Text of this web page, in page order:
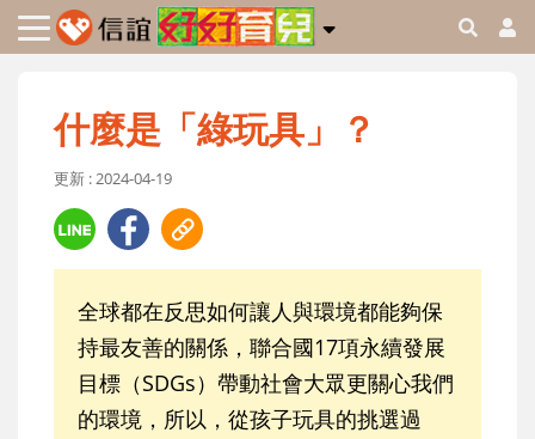
什麼是「綠玩具」？
更新 : 2024-04-19
全球都在反思如何讓人與環境都能夠保
持最友善的關係，聯合國17項永續發展
目標（SDGs）帶動社會大眾更關心我們
的環境，所以，從孩子玩具的挑選過